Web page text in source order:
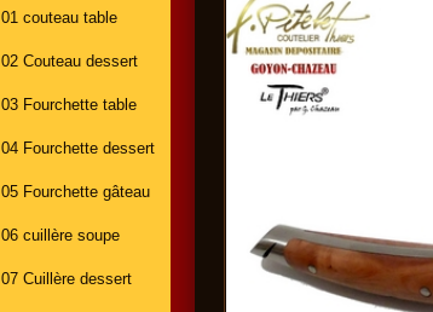
01 couteau table
02 Couteau dessert
03 Fourchette table
04 Fourchette dessert
05 Fourchette gâteau
06 cuillère soupe
07 Cuillère dessert